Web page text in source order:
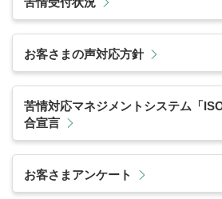
お客さまの声対応方針
苦情対応マネジメントシステム「
合宣言
お客さまアンケート